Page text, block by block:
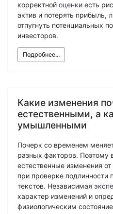
корректной оценки есть
актив и потерять прибыль,
отпугнуть потенциальных
инвесторов.
Подробнее...
Какие изменения
естественными, а
умышленными
Почерк со временем
разных факторов. Поэтому
естественные изменения
при проверке подлинности
текстов. Независимая
характер изменений и
физиологическим